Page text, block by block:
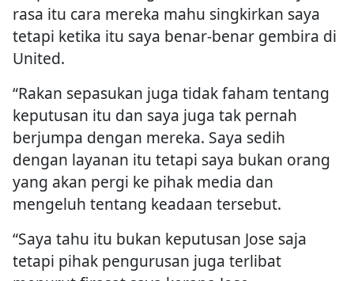
rasa itu cara mereka mahu singkirkan saya
tetapi ketika itu saya benar-benar gembira di
United.
“Rakan sepasukan juga tidak faham tentang
keputusan itu dan saya juga tak pernah
berjumpa dengan mereka. Saya sedih
dengan layanan itu tetapi saya bukan orang
yang akan pergi ke pihak media dan
mengeluh tentang keadaan tersebut.
“Saya tahu itu bukan keputusan Jose saja
tetapi pihak pengurusan juga terlibat